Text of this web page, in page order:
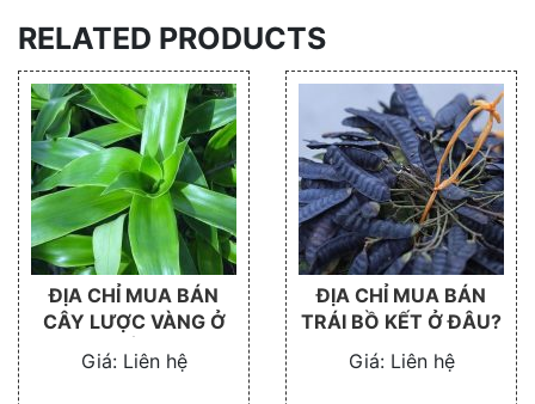
RELATED PRODUCTS
ĐỊA CHỈ MUA BÁN
CÂY LƯỢC VÀNG Ở
ĐÂU
Giá:Liên hệ
ĐỊA CHỈ MUA BÁN
TRÁI BỒ KẾT Ở ĐÂU?
Giá:Liên hệ